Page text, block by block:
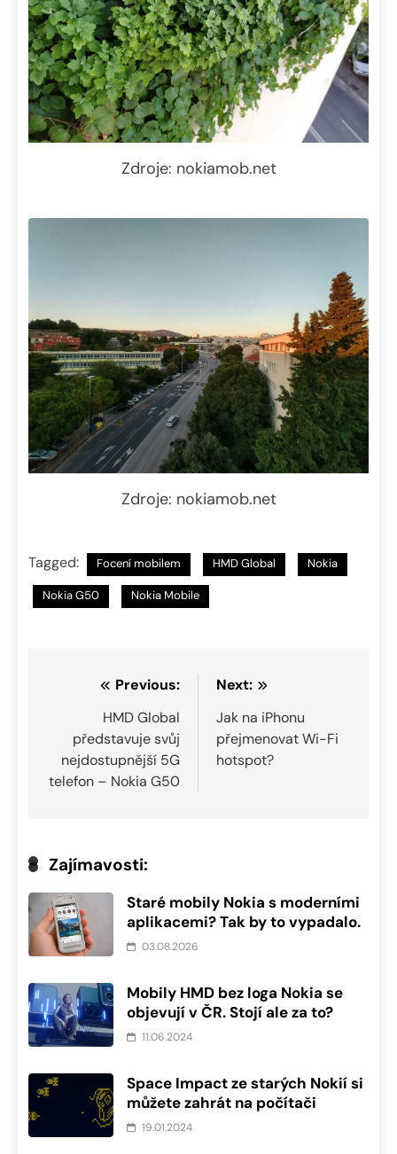
Zdroje: nokiamob.net
Zdroje: nokiamob.net
Tagged: Focení mobilem HMD Global Nokia
Nokia G50 Nokia Mobile
Navigace
příspěvek
Previous:
HMD Global
představuje svůj
nejdostupnější 5G
telefon – Nokia G50
Next:
Jak na iPhonu
přejmenovat Wi-Fi
hotspot?
Zajímavosti:
Staré mobily Nokia s moderními
aplikacemi? Tak by to vypadalo.
03.08.2026
Mobily HMD bez loga Nokia se
objevují v ČR. Stojí ale za to?
11.06.2024
Space Impact ze starých Nokií si
můžete zahrát na počítači
19.01.2024